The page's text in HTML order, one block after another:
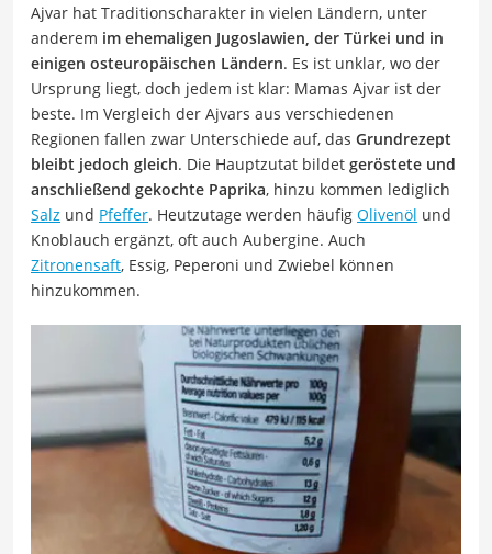
Ajvar hat Traditionscharakter in vielen Ländern, unter
anderem im ehemaligen Jugoslawien, der Türkei und in
einigen osteuropäischen Ländern. Es ist unklar, wo der
Ursprung liegt, doch jedem ist klar: Mamas Ajvar ist der
beste. Im Vergleich der Ajvars aus verschiedenen
Regionen fallen zwar Unterschiede auf, das Grundrezept
bleibt jedoch gleich. Die Hauptzutat bildet geröstete und
anschließend gekochte Paprika, hinzu kommen lediglich
Salz und Pfeffer. Heutzutage werden häufig Olivenöl und
Knoblauch ergänzt, oft auch Aubergine. Auch
Zitronensaft, Essig, Peperoni und Zwiebel können
hinzukommen.